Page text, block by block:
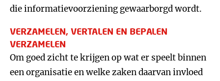
die informatievoorziening gewaarborgd wordt.
VERZAMELEN, VERTALEN EN BEPALEN
VERZAMELEN
Om goed zicht te krijgen op wat er speelt binnen
een organisatie en welke zaken daarvan invloed